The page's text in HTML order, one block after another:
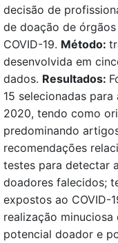
decisão de
de doação de
COVID-19. Método:
desenvolvida em
dados. Resultados:
15 selecionadas
2020, tendo como
predominando
recomendações
testes para detectar
doadores falecidos;
expostos ao COVID-
realização
potencial doador e